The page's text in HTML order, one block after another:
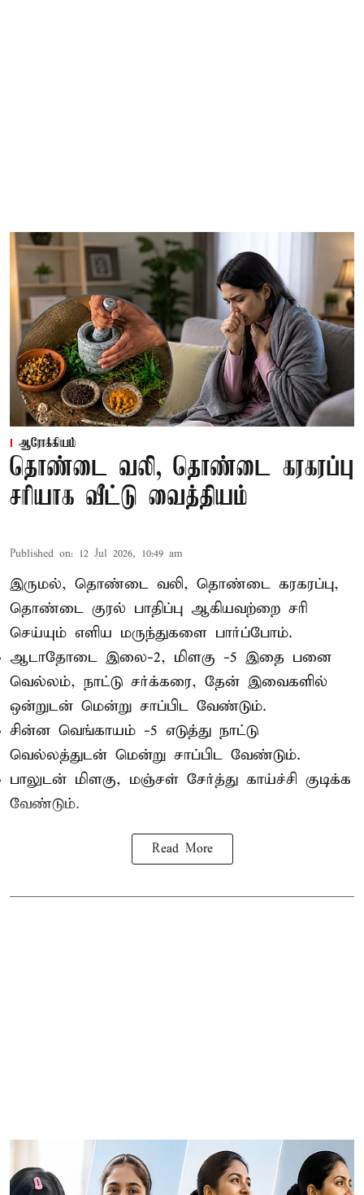
ஆரோக்கியம்
தொண்டை வலி, தொண்டை கரகரப்பு
சரியாக வீட்டு வைத்தியம்
Published on: 12 Jul 2026, 10:49 am
இருமல், தொண்டை வலி, தொண்டை கரகரப்பு,
தொண்டை குரல் பாதிப்பு ஆகியவற்றை சரி
செய்யும் எளிய மருந்துகளை பார்ப்போம்.
ஆடாதோடை இலை-2, மிளகு -5 இதை பனை
வெல்லம், நாட்டு சர்க்கரை, தேன் இவைகளில்
ஒன்றுடன் மென்று சாப்பிட வேண்டும்.
சின்ன வெங்காயம் -5 எடுத்து நாட்டு
வெல்லத்துடன் மென்று சாப்பிட வேண்டும்.
பாலுடன் மிளகு, மஞ்சள் சேர்த்து காய்ச்சி குடிக்க
வேண்டும்.
Read More